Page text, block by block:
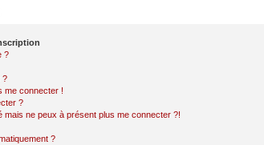
?
?
me connecter !
?
mais ne peux à présent plus me connecter ?!
?